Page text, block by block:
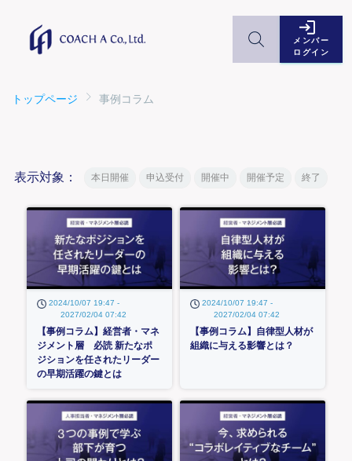
メンバー
ログイン
トップページ 事例コラム
表示対象： 本日開催 申込受付 開催中 開催予定 終了
2024/10/07 19:47 -
2027/02/04 07:42
【事例コラム】経営者・マネ
ジメント層 必読 新たなポ
ジションを任されたリーダー
の早期活躍の鍵とは
2024/10/07 19:47 -
2027/02/04 07:42
【事例コラム】自律型人材が
組織に与える影響とは？